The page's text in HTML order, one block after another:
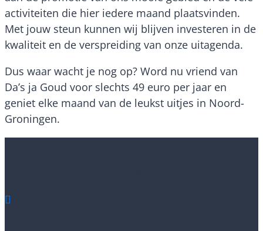
activiteiten die hier iedere maand plaatsvinden.
Met jouw steun kunnen wij blijven investeren in de
kwaliteit en de verspreiding van onze uitagenda.
Dus waar wacht je nog op? Word nu vriend van
Da’s ja Goud voor slechts 49 euro per jaar en
geniet elke maand van de leukst uitjes in Noord-
Groningen.
